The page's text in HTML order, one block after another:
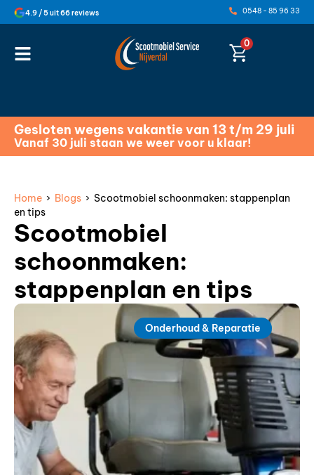
4.9 / 5 uit 66 reviews 0548 - 85 96 33
0
Gesloten wegens vakantie van 13 t/m 29 juli
Vanaf 30 juli staan we weer voor u klaar!
Home › Blogs › Scootmobiel schoonmaken: stappenplan
en tips
Scootmobiel
schoonmaken:
stappenplan en tips
Onderhoud & Reparatie